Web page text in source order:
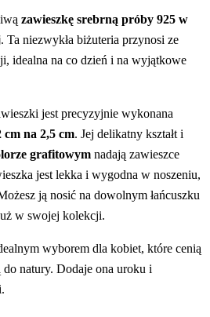
zawieszkę srebrną próby 925 w
. Ta niezwykła biżuteria przynosi ze
idealna na co dzień i na wyjątkowe
jest precyzyjnie wykonana
na 2,5 cm. Jej delikatny kształt i
grafitowym nadają zawieszce
jest lekka i wygodna w noszeniu,
ją nosić na dowolnym łańcuszku
w swojej kolekcji.
wyborem dla kobiet, które cenią
natury. Dodaje ona uroku i